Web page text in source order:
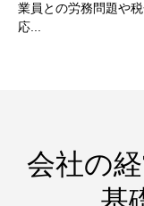
業員との労務問題や
応...
会社の